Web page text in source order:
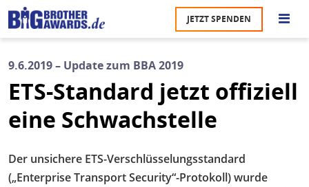
Direkt
zum
Inhalt
JETZT SPENDEN
9.6.2019 – Update zum BBA 2019
ETS-Standard jetzt offiziell
eine Schwachstelle
Der unsichere ETS-Verschlüsselungsstandard
(„Enterprise Transport Security“-Protokoll) wurde